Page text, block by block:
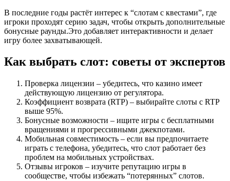
В последние годы растёт интерес к “слотам с квестами”, где
игроки проходят серию задач, чтобы открыть дополнительные
бонусные раунды.Это добавляет интерактивности и делает
игру более захватывающей.
Как выбрать слот: советы от экспертов
Проверка лицензии – убедитесь, что казино имеет
действующую лицензию от регулятора.
Коэффициент возврата (RTP) – выбирайте слоты с RTP
выше 95%.
Бонусные возможности – ищите игры с бесплатными
вращениями и прогрессивными джекпотами.
Мобильная совместимость – если вы предпочитаете
играть с телефона, убедитесь, что слот работает без
проблем на мобильных устройствах.
Отзывы игроков – изучите репутацию игры в
сообществе, чтобы избежать “потерянных” слотов.